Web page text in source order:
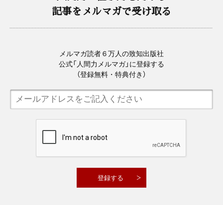
記事をメルマガで受け取る
メルマガ読者６万人の致知出版社
公式「人間力メルマガ」に登録する
（登録無料・特典付き）